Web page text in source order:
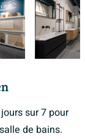
sur 7 pour
de bains.